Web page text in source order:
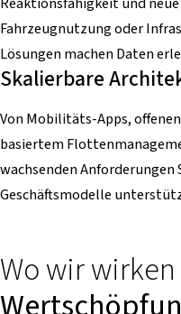
Fahrzeugnutzung oder
Lösungen machen Daten
Skalierbare
Von Mobilitäts-Apps,
basiertem
wachsenden
Geschäftsmodelle
Wo wir wirken